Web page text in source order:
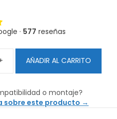
· 577 reseñas
AÑADIR AL CARRITO
o montaje?
sobre este producto →